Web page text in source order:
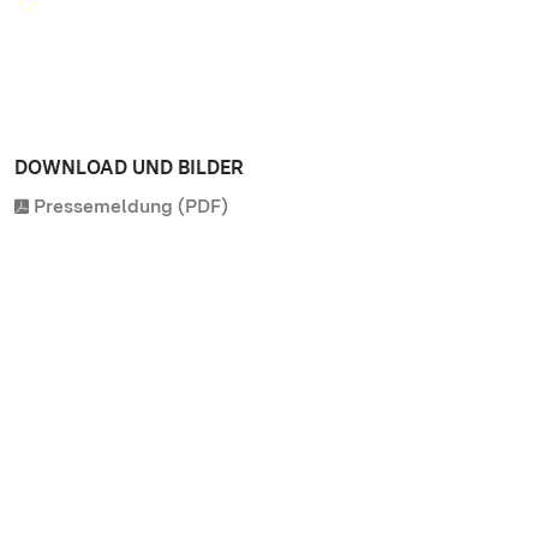
DOWNLOAD UND BILDER
Pressemeldung (PDF)